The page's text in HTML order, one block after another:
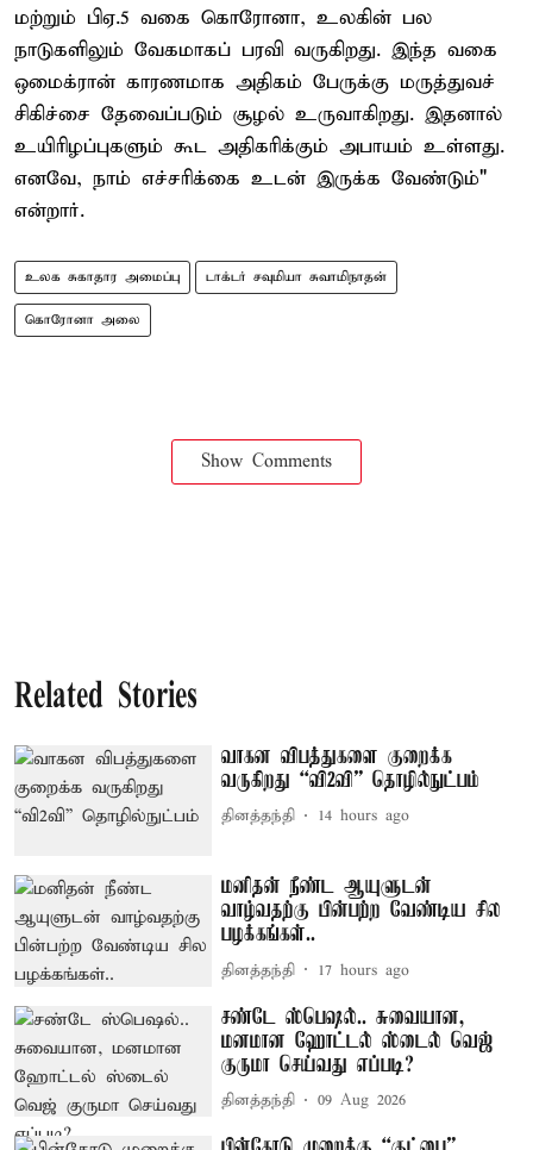
மற்றும் பிஏ.5 வகை கொரோனா, உலகின் பல
நாடுகளிலும் வேகமாகப் பரவி வருகிறது. இந்த வகை
ஒமைக்ரான் காரணமாக அதிகம் பேருக்கு மருத்துவச்
சிகிச்சை தேவைப்படும் சூழல் உருவாகிறது. இதனால்
உயிரிழப்புகளும் கூட அதிகரிக்கும் அபாயம் உள்ளது.
எனவே, நாம் எச்சரிக்கை உடன் இருக்க வேண்டும்"
என்றார்.
உலக சுகாதார அமைப்பு டாக்டர் சவுமியா சுவாமிநாதன்
கொரோனா அலை
Show Comments
Related Stories
வாகன விபத்துகளை குறைக்க
வருகிறது “வி2வி” தொழில்நுட்பம்
தினத்தந்தி 14 hours ago
மனிதன் நீண்ட ஆயுளுடன்
வாழ்வதற்கு பின்பற்ற வேண்டிய சில
பழக்கங்கள்..
தினத்தந்தி 17 hours ago
சண்டே ஸ்பெஷல்.. சுவையான,
மனமான ஹோட்டல் ஸ்டைல் வெஜ்
குருமா செய்வது எப்படி?
தினத்தந்தி 09 Aug 2026